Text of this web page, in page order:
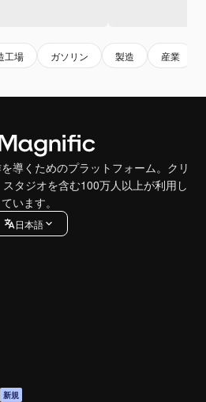
工場 ガソリン 製造 産業
導くためのプラットフォーム。クリ
タジオを含む100万人以上が利用し
ています。
日本語
新規